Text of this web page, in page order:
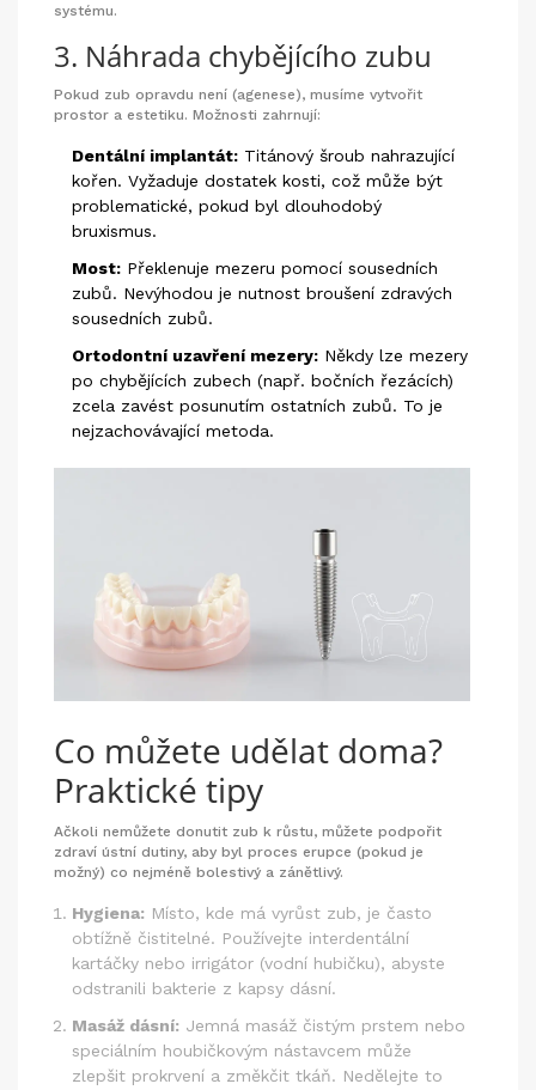
systému.
3. Náhrada chybějícího zubu
Pokud zub opravdu není (agenese), musíme vytvořit
prostor a estetiku. Možnosti zahrnují:
Dentální implantát: Titánový šroub nahrazující
kořen. Vyžaduje dostatek kosti, což může být
problematické, pokud byl dlouhodobý
bruxismus.
Most: Překlenuje mezeru pomocí sousedních
zubů. Nevýhodou je nutnost broušení zdravých
sousedních zubů.
Ortodontní uzavření mezery: Někdy lze mezery
po chybějících zubech (např. bočních řezácích)
zcela zavést posunutím ostatních zubů. To je
nejzachovávající metoda.
Co můžete udělat doma?
Praktické tipy
Ačkoli nemůžete donutit zub k růstu, můžete podpořit
zdraví ústní dutiny, aby byl proces erupce (pokud je
možný) co nejméně bolestivý a zánětlivý.
Hygiena: Místo, kde má vyrůst zub, je často
obtížně čistitelné. Používejte interdentální
kartáčky nebo irrigátor (vodní hubičku), abyste
odstranili bakterie z kapsy dásní.
Masáž dásní: Jemná masáž čistým prstem nebo
speciálním houbičkovým nástavcem může
zlepšit prokrvení a změkčit tkáň. Nedělejte to